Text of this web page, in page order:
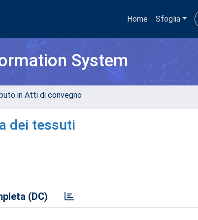
Home Sfoglia
System
in Atti di convegno
dei tessuti
(DC)